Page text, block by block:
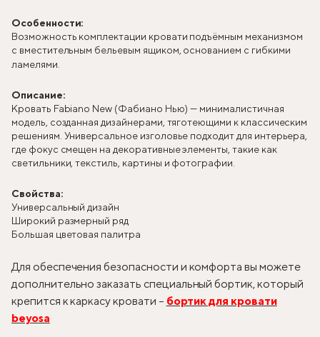
Особенности:
Возможность комплектации кровати подъёмным механизмом
с вместительным бельевым ящиком, основанием с гибкими
ламелями.
Описание:
Кровать Fabiano New (Фабиано Нью) — минималистичная
модель, созданная дизайнерами, тяготеющими к классическим
решениям. Универсальное изголовье подходит для интерьера,
где фокус смещен на декоративные элементы, такие как
светильники, текстиль, картины и фотографии.
Свойства:
Универсальный дизайн
Широкий размерный ряд
Большая цветовая палитра
Для обеспечения безопасности и комфорта вы можете
дополнительно заказать специальный бортик, который
крепится к каркасу кровати – бортик для кровати
beyosa